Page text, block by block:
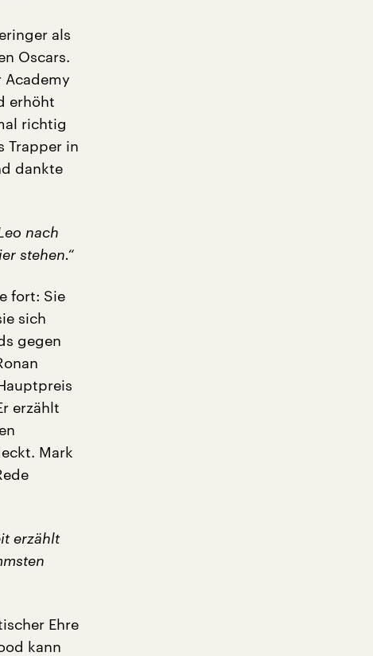
als
Oscars.
Academy
erhöht
richtig
Trapper in
dankte
nach
stehen.“
fort: Sie
sich
gegen
erzählt
Mark
erzählt
Ehre
kann